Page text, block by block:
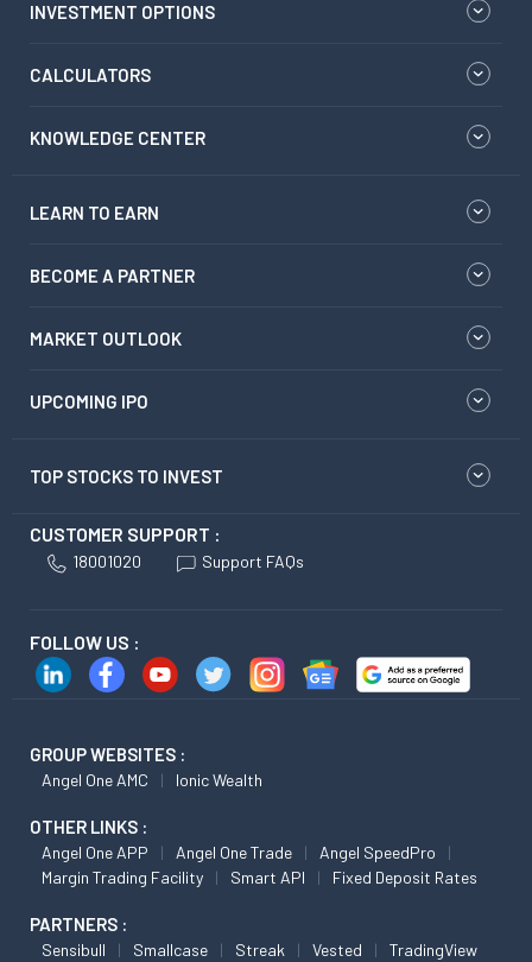
INVESTMENT OPTIONS
CALCULATORS
KNOWLEDGE CENTER
LEARN TO EARN
BECOME A PARTNER
MARKET OUTLOOK
UPCOMING IPO
TOP STOCKS TO INVEST
CUSTOMER SUPPORT :
18001020 Support FAQs
FOLLOW US :
GROUP WEBSITES :
Angel One AMC Ionic Wealth
OTHER LINKS :
Angel One APP Angel One Trade
Angel SpeedPro
Margin Trading Facility
Smart API Fixed Deposit Rates
PARTNERS :
Sensibull Smallcase Streak Vested TradingView